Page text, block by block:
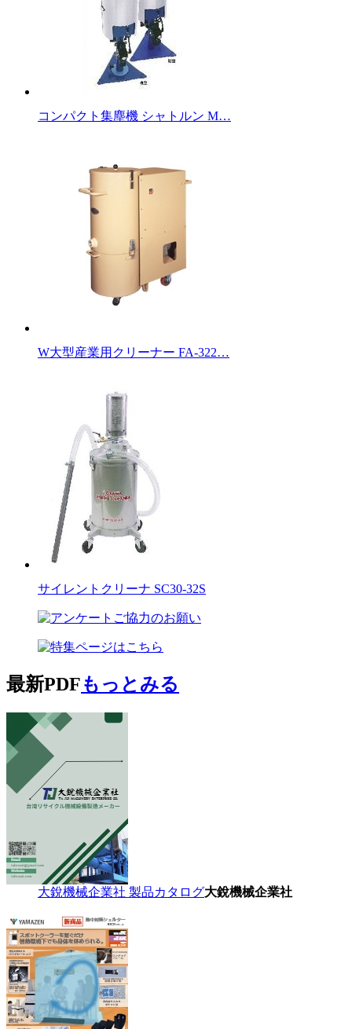
コンパクト集塵機 シャトルン M…
W大型産業用クリーナー FA-322…
サイレントクリーナ SC30-32S
最新PDFもっとみる
大銳機械企業社 製品カタログ大銳機械企業社